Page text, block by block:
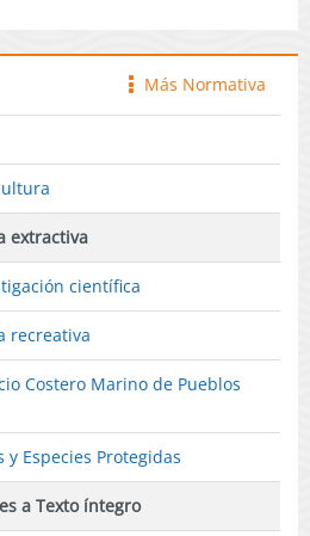
icono
Más Normativa
extractiva
científica
recreativa
Costero Marino de Pueblos
y Especies Protegidas
a Texto íntegro